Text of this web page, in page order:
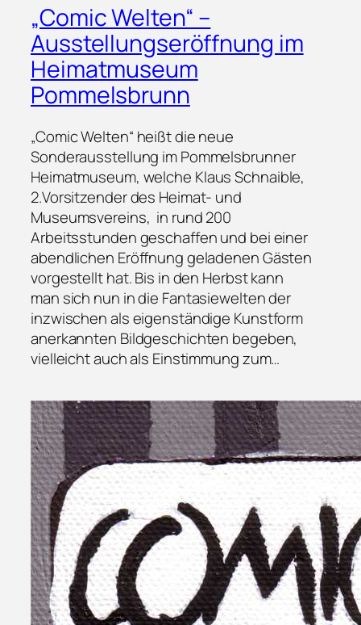
„Comic Welten“ –
Ausstellungseröffnung im
Heimatmuseum
Pommelsbrunn
„Comic Welten“ heißt die neue
Sonderausstellung im Pommelsbrunner
Heimatmuseum, welche Klaus Schnaible,
2.Vorsitzender des Heimat- und
Museumsvereins, in rund 200
Arbeitsstunden geschaffen und bei einer
abendlichen Eröffnung geladenen Gästen
vorgestellt hat. Bis in den Herbst kann
man sich nun in die Fantasiewelten der
inzwischen als eigenständige Kunstform
anerkannten Bildgeschichten begeben,
vielleicht auch als Einstimmung zum…